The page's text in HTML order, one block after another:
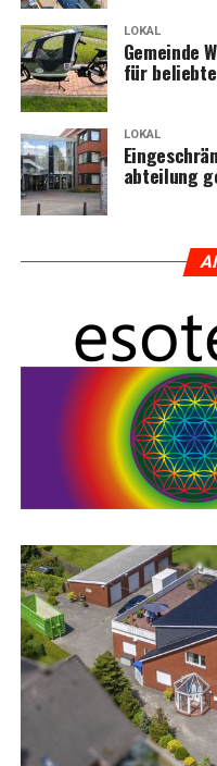
LOKAL
Gemein­de
für
LOKAL
ab­tei­lung